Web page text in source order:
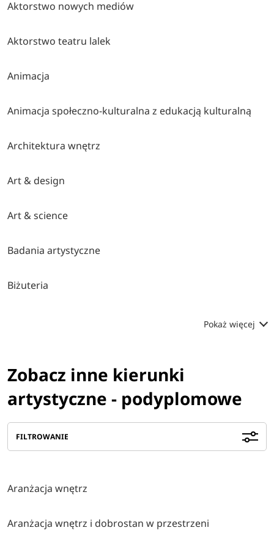
Aktorstwo nowych mediów
Aktorstwo teatru lalek
Animacja
Animacja społeczno-kulturalna z edukacją kulturalną
Architektura wnętrz
Art & design
Art & science
Badania artystyczne
Biżuteria
Pokaż więcej
Zobacz inne kierunki
artystyczne - podyplomowe
FILTROWANIE
Aranżacja wnętrz
Aranżacja wnętrz i dobrostan w przestrzeni